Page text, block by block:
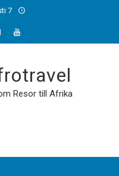
7
Resor till Afrika